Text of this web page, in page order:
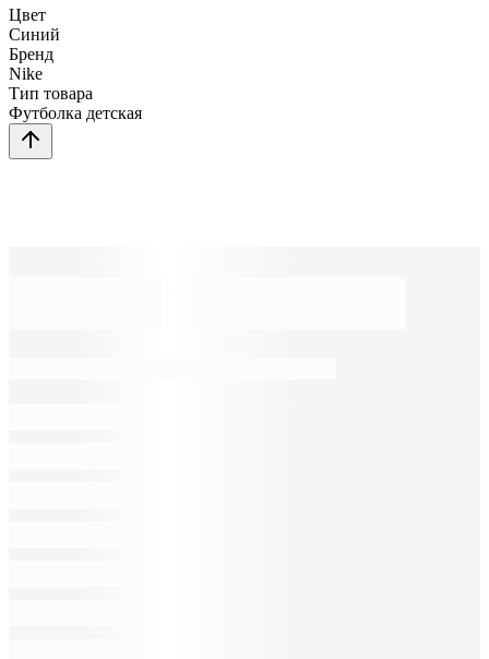
Цвет
Синий
Бренд
Nike
Тип товара
Футболка детская